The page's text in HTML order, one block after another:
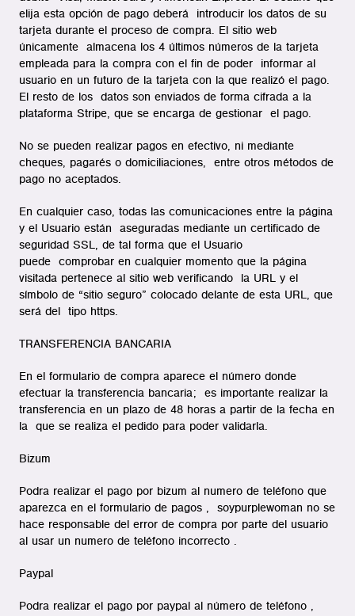
elija esta opción de pago deberá introducir los datos de su
tarjeta durante el proceso de compra. El sitio web
únicamente almacena los 4 últimos números de la tarjeta
empleada para la compra con el fin de poder informar al
usuario en un futuro de la tarjeta con la que realizó el pago.
El resto de los datos son enviados de forma cifrada a la
plataforma Stripe, que se encarga de gestionar el pago.
No se pueden realizar pagos en efectivo, ni mediante
cheques, pagarés o domiciliaciones, entre otros métodos de
pago no aceptados.
En cualquier caso, todas las comunicaciones entre la página
y el Usuario están aseguradas mediante un certificado de
seguridad SSL, de tal forma que el Usuario
puede comprobar en cualquier momento que la página
visitada pertenece al sitio web verificando la URL y el
símbolo de “sitio seguro” colocado delante de esta URL, que
será del tipo https.
TRANSFERENCIA BANCARIA
En el formulario de compra aparece el número donde
efectuar la transferencia bancaria; es importante realizar la
transferencia en un plazo de 48 horas a partir de la fecha en
la que se realiza el pedido para poder validarla.
Bizum
Podra realizar el pago por bizum al numero de teléfono que
aparezca en el formulario de pagos , soypurplewoman no se
hace responsable del error de compra por parte del usuario
al usar un numero de teléfono incorrecto .
Paypal
Podra realizar el pago por paypal al número de teléfono ,